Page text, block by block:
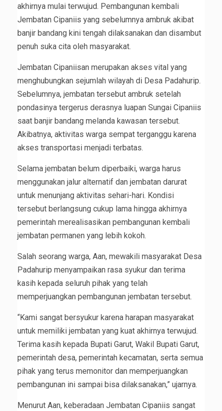
akhirnya mulai terwujud. Pembangunan kembali
Jembatan Cipaniis yang sebelumnya ambruk akibat
banjir bandang kini tengah dilaksanakan dan disambut
penuh suka cita oleh masyarakat.
Jembatan Cipaniisan merupakan akses vital yang
menghubungkan sejumlah wilayah di Desa Padahurip.
Sebelumnya, jembatan tersebut ambruk setelah
pondasinya tergerus derasnya luapan Sungai Cipaniis
saat banjir bandang melanda kawasan tersebut.
Akibatnya, aktivitas warga sempat terganggu karena
akses transportasi menjadi terbatas.
Selama jembatan belum diperbaiki, warga harus
menggunakan jalur alternatif dan jembatan darurat
untuk menunjang aktivitas sehari-hari. Kondisi
tersebut berlangsung cukup lama hingga akhirnya
pemerintah merealisasikan pembangunan kembali
jembatan permanen yang lebih kokoh.
Salah seorang warga, Aan, mewakili masyarakat Desa
Padahurip menyampaikan rasa syukur dan terima
kasih kepada seluruh pihak yang telah
memperjuangkan pembangunan jembatan tersebut.
“Kami sangat bersyukur karena harapan masyarakat
untuk memiliki jembatan yang kuat akhirnya terwujud.
Terima kasih kepada Bupati Garut, Wakil Bupati Garut,
pemerintah desa, pemerintah kecamatan, serta semua
pihak yang terus memonitor dan memperjuangkan
pembangunan ini sampai bisa dilaksanakan,” ujarnya.
Menurut Aan, keberadaan Jembatan Cipaniis sangat